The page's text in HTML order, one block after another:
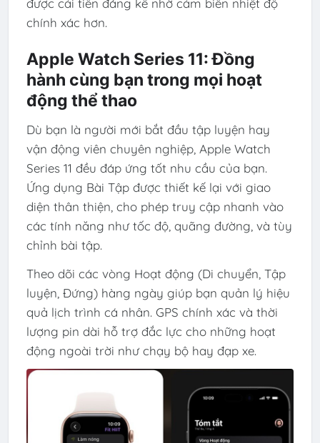
chính xác hơn.
Apple Watch Series 11: Đồng
hành cùng bạn trong mọi hoạt
động thể thao
Dù bạn là người mới bắt đầu tập luyện hay
vận động viên chuyên nghiệp, Apple Watch
Series 11 đều đáp ứng tốt nhu cầu của bạn.
Ứng dụng Bài Tập được thiết kế lại với giao
diện thân thiện, cho phép truy cập nhanh vào
các tính năng như tốc độ, quãng đường, và tùy
chỉnh bài tập.
Theo dõi các vòng Hoạt động (Di chuyển, Tập
luyện, Đứng) hàng ngày giúp bạn quản lý hiệu
quả lịch trình cá nhân. GPS chính xác và thời
lượng pin dài hỗ trợ đắc lực cho những hoạt
động ngoài trời như chạy bộ hay đạp xe.